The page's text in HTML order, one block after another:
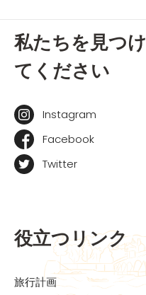
私たちを見つけ
てください
Instagram
Facebook
Twitter
役立つリンク
旅行計画